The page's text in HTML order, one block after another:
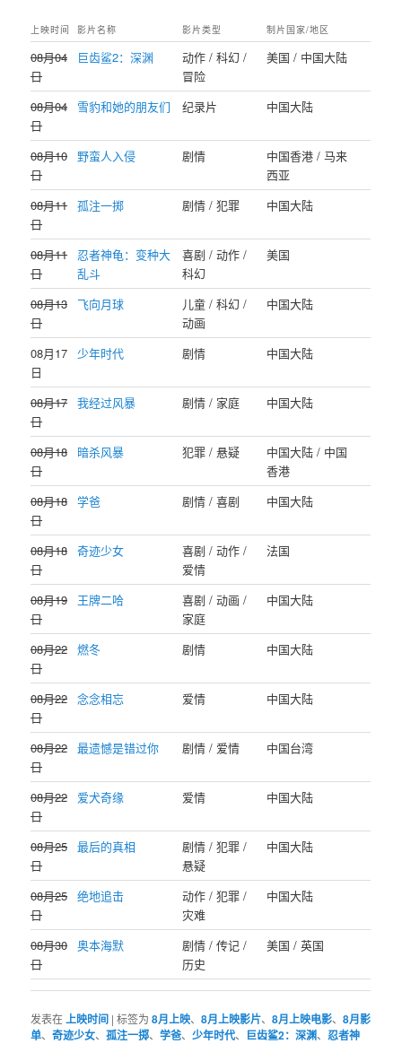
上映时间 影片名称 影片类型 制片国家/地区
08月04
日
巨齿鲨2：深渊
动作 / 科幻 /
冒险
美国 / 中国大陆
08月04
日
雪豹和她的朋友们 纪录片 中国大陆
08月10
日
野蛮人入侵 剧情
中国香港 / 马来
西亚
08月11
日
孤注一掷 剧情 / 犯罪 中国大陆
08月11
日
忍者神龟：变种大
乱斗
喜剧 / 动作 /
科幻
美国
08月13
日
飞向月球
儿童 / 科幻 /
动画
中国大陆
08月17
日
少年时代 剧情 中国大陆
08月17
日
我经过风暴 剧情 / 家庭 中国大陆
08月18
日
暗杀风暴 犯罪 / 悬疑
中国大陆 / 中国
香港
08月18
日
学爸 剧情 / 喜剧 中国大陆
08月18
日
奇迹少女
喜剧 / 动作 /
爱情
法国
08月19
日
王牌二哈
喜剧 / 动画 /
家庭
中国大陆
08月22
日
燃冬 剧情 中国大陆
08月22
日
念念相忘 爱情 中国大陆
08月22
日
最遗憾是错过你 剧情 / 爱情 中国台湾
08月22
日
爱犬奇缘 爱情 中国大陆
08月25
日
最后的真相
剧情 / 犯罪 /
悬疑
中国大陆
08月25
日
绝地追击
动作 / 犯罪 /
灾难
中国大陆
08月30
日
奥本海默
剧情 / 传记 /
历史
美国 / 英国
发表在上映时间 |标签为 8月上映、8月上映影片、8月上映电影、8月影
单、奇迹少女、孤注一掷、学爸、少年时代、 巨齿鲨2：深渊、 忍者神